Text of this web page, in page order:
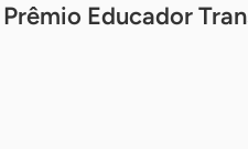
Educador